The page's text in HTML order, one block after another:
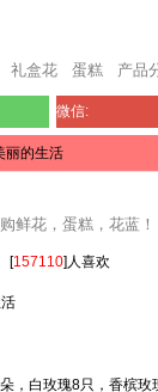
礼盒花 蛋糕 产品
微信:
的生活
[157110]人喜欢
丽的生活
，白玫瑰8只，香槟玫